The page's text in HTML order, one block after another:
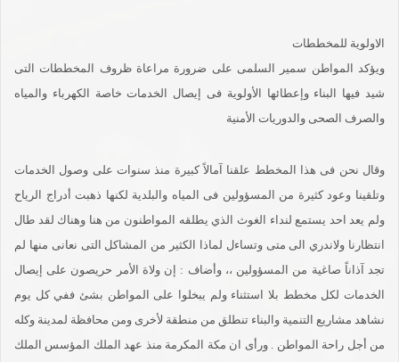
الاولوية للمخططات
ويؤكد المواطن سمير السلمى على ضرورة مراعاة ظروف المخططات التى
شيد فيها البناء وإعطائها الأولوية فى إيصال الخدمات خاصة الكهرباء والمياه
والصرف الصحى والدوريات الأمنية
وقال نحن فى هذا المخطط علقنا آمالاً كبيرة منذ سنوات على وصول الخدمات
وتلقينا وعود كثيرة من المسؤولين فى المياه والبلدية لكنها ذهبت أدراج الرياح
ولم يعد احد يستمع لنداء الغوث الذي يطلقه المواطنون من هنا وهناك لقد طال
انتظارنا ولاندري الى متى وتساءل لماذا الكثير من المشاكل التى نعانى منها لم
تجد آذاناً صاغية من المسؤولين ،، وأضاف : إن ولاة الأمر حريصون على إيصال
الخدمات لكل مخطط بلا استثناء ولم يبخلوا على المواطن بشئ ففي كل يوم
نشاهد مشاريع التنمية والبناء تنطلق من منطقة لأخرى ومن محافظة لمدينة وكله
من أجل راحة المواطن . ورأى ان مكة المكرمة منذ عهد الملك المؤسس الملك